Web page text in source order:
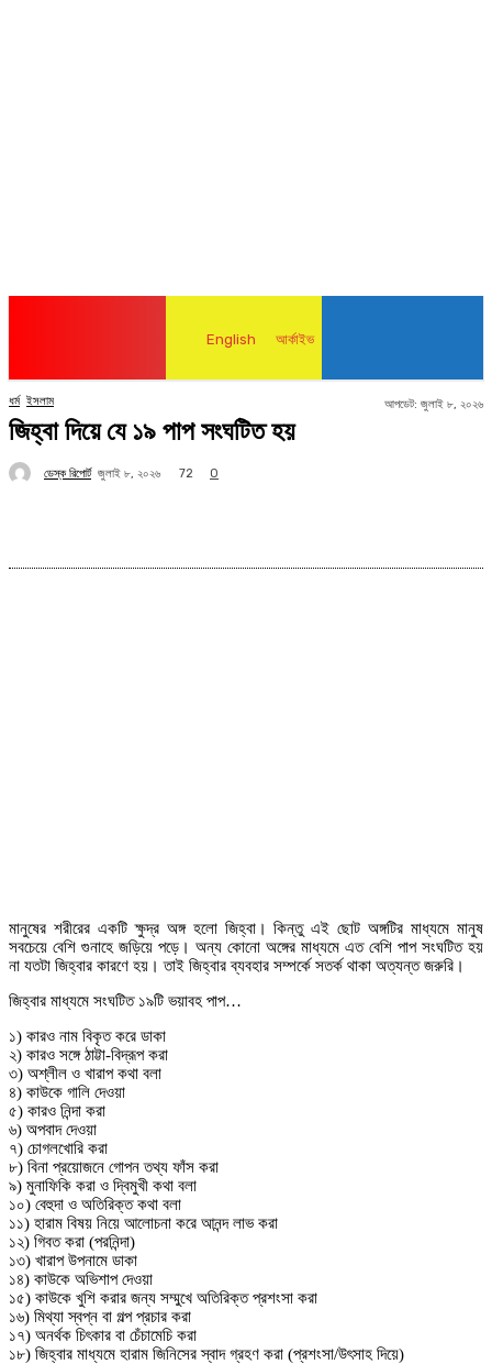
English আর্কাইভ
ধর্ম ইসলাম আপডেট: জুলাই ৮, ২০২৬
জিহ্বা দিয়ে যে ১৯ পাপ সংঘটিত হয়
ডেস্ক রিপোর্ট জুলাই ৮, ২০২৬ 72 0
মানুষের শরীরের একটি ক্ষুদ্র অঙ্গ হলো জিহ্বা। কিন্তু এই ছোট অঙ্গটির মাধ্যমে মানুষ
সবচেয়ে বেশি গুনাহে জড়িয়ে পড়ে। অন্য কোনো অঙ্গের মাধ্যমে এত বেশি পাপ সংঘটিত হয়
না যতটা জিহ্বার কারণে হয়। তাই জিহ্বার ব্যবহার সম্পর্কে সতর্ক থাকা অত্যন্ত জরুরি।
জিহ্বার মাধ্যমে সংঘটিত ১৯টি ভয়াবহ পাপ…
১) কারও নাম বিকৃত করে ডাকা
২) কারও সঙ্গে ঠাট্টা-বিদ্রূপ করা
৩) অশ্লীল ও খারাপ কথা বলা
৪) কাউকে গালি দেওয়া
৫) কারও নিন্দা করা
৬) অপবাদ দেওয়া
৭) চোগলখোরি করা
৮) বিনা প্রয়োজনে গোপন তথ্য ফাঁস করা
৯) মুনাফিকি করা ও দ্বিমুখী কথা বলা
১০) বেহুদা ও অতিরিক্ত কথা বলা
১১) হারাম বিষয় নিয়ে আলোচনা করে আনন্দ লাভ করা
১২) গিবত করা (পরনিন্দা)
১৩) খারাপ উপনামে ডাকা
১৪) কাউকে অভিশাপ দেওয়া
১৫) কাউকে খুশি করার জন্য সম্মুখে অতিরিক্ত প্রশংসা করা
১৬) মিথ্যা স্বপ্ন বা গল্প প্রচার করা
১৭) অনর্থক চিৎকার বা চেঁচামেচি করা
১৮) জিহ্বার মাধ্যমে হারাম জিনিসের স্বাদ গ্রহণ করা (প্রশংসা/উৎসাহ দিয়ে)